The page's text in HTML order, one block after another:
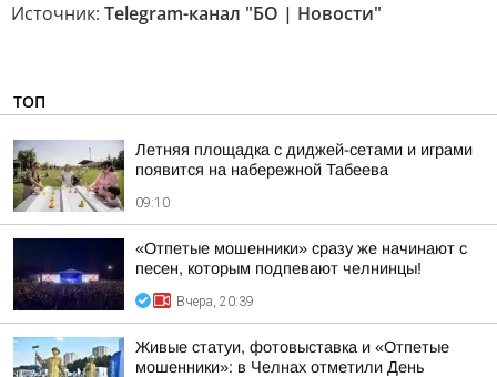
Источник: Telegram-канал "БО | Новости"
ТОП
Летняя площадка с диджей-сетами и играми
появится на набережной Табеева
09:10
«Отпетые мошенники» сразу же начинают с
песен, которым подпевают челнинцы!
Вчера, 20:39
Живые статуи, фотовыставка и «Отпетые
мошенники»: в Челнах отметили День